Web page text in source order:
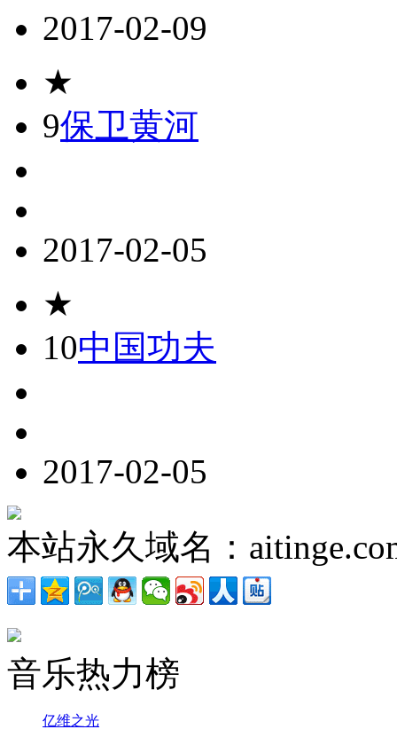
2017-02-09
★
9保卫黄河
2017-02-05
★
10中国功夫
2017-02-05
本站永久域名：
音乐热力榜
亿维之光